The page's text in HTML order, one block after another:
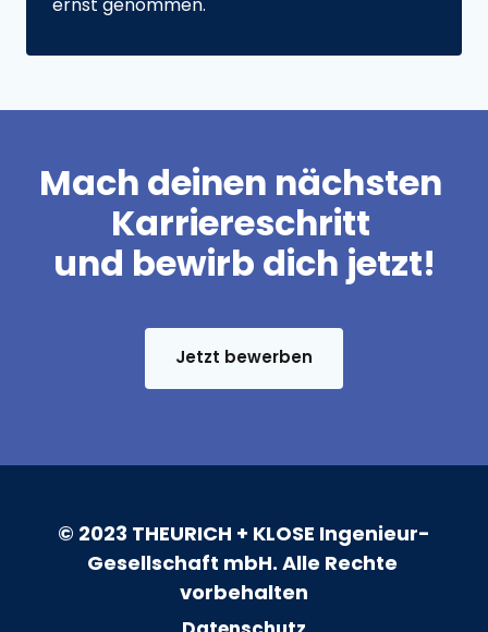
ernst genommen.
Mach deinen nächsten
Karriereschritt
und bewirb dich jetzt!
Jetzt bewerben
© 2023 THEURICH + KLOSE Ingenieur-
Gesellschaft mbH. Alle Rechte
vorbehalten